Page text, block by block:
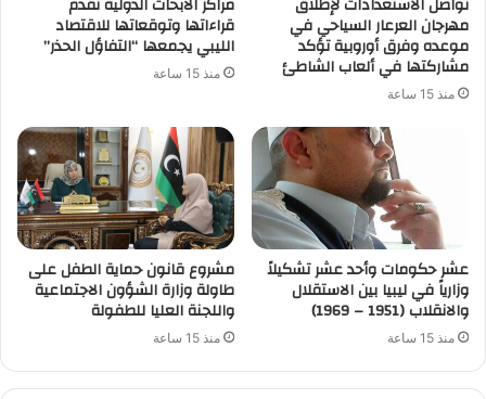
مهرجان العرعار السياحي في
موعده وفرق أوروبية تؤكد
مشاركتها في ألعاب الشاطئ
منذ 15 ساعة
قراءاتها وتوقعاتها للاقتصاد
الليبي يجمعها “التفاؤل الحذر”
منذ 15 ساعة
عشر حكومات وأحد عشر تشكيلاً
وزارياً في ليبيا بين الاستقلال
والانقلاب (1951 – 1969)
منذ 15 ساعة
مشروع قانون حماية الطفل على
طاولة وزارة الشؤون الاجتماعية
واللجنة العليا للطفولة
منذ 15 ساعة